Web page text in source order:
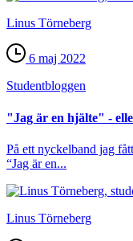
Linus Törneberg
6 maj 2022
Student­bloggen
"Jag är en hjälte" -
På ett nyckelband jag
“Jag är en...
Linus Törneberg